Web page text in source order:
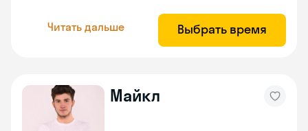
Читать дальше Выбрать время
Майкл